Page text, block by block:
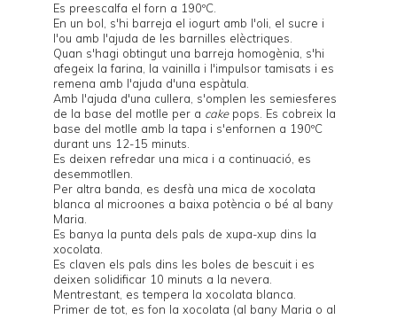
Es preescalfa el forn a 190ºC.
En un bol, s'hi barreja el iogurt amb l'oli, el sucre i
l'ou amb l'ajuda de les barnilles elèctriques.
Quan s'hagi obtingut una barreja homogènia, s'hi
afegeix la farina, la vainilla i l'impulsor tamisats i es
remena amb l'ajuda d'una espàtula.
Amb l'ajuda d'una cullera, s'omplen les semiesferes
de la base del motlle per a cakepops . Es cobreix la
base del motlle amb la tapa i s'enfornen a 190ºC
durant uns 12-15 minuts.
Es deixen refredar una mica i a continuació, es
desemmotllen.
Per altra banda, es desfà una mica de xocolata
blanca al microones a baixa potència o bé al bany
Maria.
Es banya la punta dels pals de xupa-xup dins la
xocolata.
Es claven els pals dins les boles de bescuit i es
deixen solidificar 10 minuts a la nevera.
Mentrestant, es tempera la xocolata blanca.
Primer de tot, es fon la xocolata (al bany Maria o al